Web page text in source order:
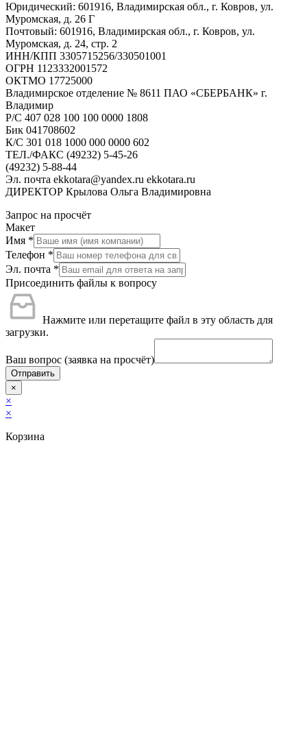
Юридический: 601916, Владимирская обл., г. Ковров, ул.
Муромская, д. 26 Г
Почтовый: 601916, Владимирская обл., г. Ковров, ул.
Муромская, д. 24, стр. 2
ИНН/КПП 3305715256/330501001
ОГРН 1123332001572
ОКТМО 17725000
Владимирское отделение № 8611 ПАО «СБЕРБАНК» г.
Владимир
Р/С 407 028 100 100 0000 1808
Бик 041708602
К/С 301 018 1000 000 0000 602
ТЕЛ./ФАКС (49232) 5-45-26
(49232) 5-88-44
Эл. почта ekkotara@yandex.ru ekkotara.ru
ДИРЕКТОР Крылова Ольга Владимировна
Запрос на просчёт
Макет
Имя *
Телефон *
Эл. почта *
Присоединить файлы к вопросу
Нажмите или перетащите файл в эту область для
загрузки.
Ваш вопрос (заявка на просчёт)
Отправить
×
×
×
Корзина